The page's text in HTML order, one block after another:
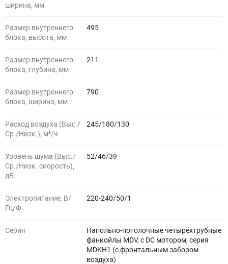
ширина, мм
Размер внутреннего
блока, высота, мм
495
Размер внутреннего
блока, глубина, мм
211
Размер внутреннего
блока, ширина, мм
790
Расход воздуха (Выс./
Ср./Низк.), м³/ч
245/180/130
Уровень шума (Выс./
Ср./Низк. скорость),
дБ
52/46/39
Электропитание, В/
Гц/Ф
220-240/50/1
Серия
Напольно-потолочные четырёхтрубные
фанкойлы MDV, с DC мотором, серия
MDKH1 (с фронтальным забором
воздуха)